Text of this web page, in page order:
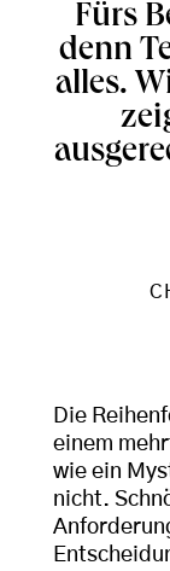
Fürs
denn
alles.
Die
einem
wie ein
nicht.